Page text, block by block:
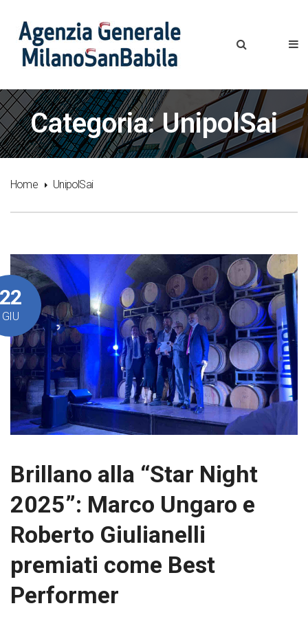
Categoria: UnipolSai
Home UnipolSai
GIU
Brillano alla “Star Night
2025”: Marco Ungaro e
Roberto Giulianelli
premiati come Best
Performer